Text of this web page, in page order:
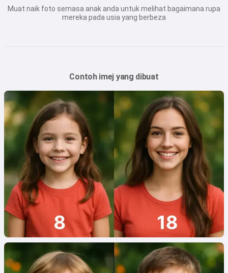
Muat naik foto semasa anak anda untuk melihat bagaimana rupa
mereka pada usia yang berbeza
Contoh imej yang dibuat